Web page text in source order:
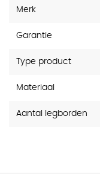
Merk
Garantie
Type product
Materiaal
Aantal legborden